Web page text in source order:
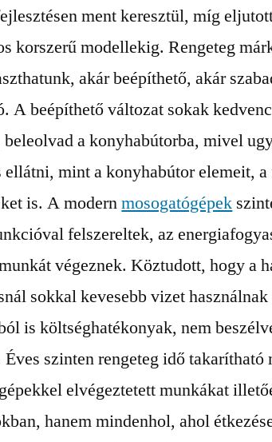
ment keresztül, míg
korszerű modellekig. Rengeteg
akár beépíthető, akár
A beépíthető változat sokak
a konyhabútorba, mivel
ellátni, mint a konyhabútor elemeit,
is. A modernmosogatógépek
felszereltek, az
végeznek. Köztudott, hogy a
sokkal kevesebb vizet
is költséghatékonyak, nem
szinten rengeteg idő takarítható
elvégeztetett munkákat
hanem mindenhol, ahol